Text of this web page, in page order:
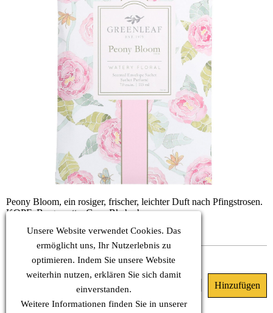
Peony Bloom, ein rosiger, frischer, leichter Duft nach Pfingstrosen.
KOPF: Bergamotte, Gras, Rhabarber
BASIS: Eiche
Dieses Produkt ist nicht lieferbar.
(MwSt. Inkl.)
Unsere Website verwendet Cookies. Das
ermöglicht uns, Ihr Nutzerlebnis zu
optimieren. Indem Sie unsere Website
weiterhin nutzen, erklären Sie sich damit
einverstanden.
Weitere Informationen finden Sie in unserer